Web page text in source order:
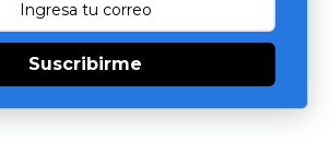
Suscribirme